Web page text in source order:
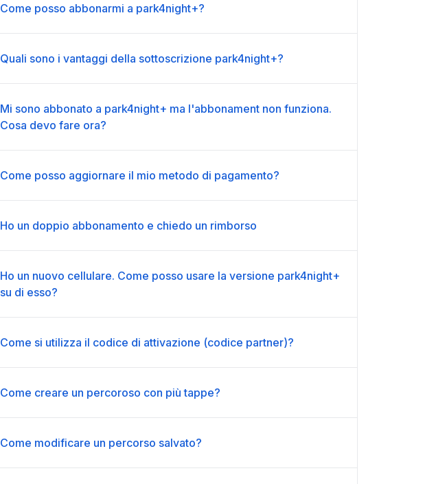
Come posso abbonarmi a park4night+?
Quali sono i vantaggi della sottoscrizione park4night+?
Mi sono abbonato a park4night+ ma l'abbonament non funziona.
Cosa devo fare ora?
Come posso aggiornare il mio metodo di pagamento?
Ho un doppio abbonamento e chiedo un rimborso
Ho un nuovo cellulare. Come posso usare la versione park4night+
su di esso?
Come si utilizza il codice di attivazione (codice partner)?
Come creare un percoroso con più tappe?
Come modificare un percorso salvato?